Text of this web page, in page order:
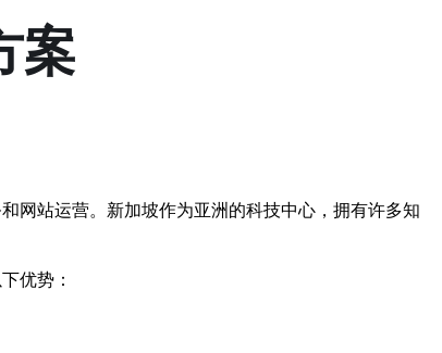
案
网站运营。新加坡作为亚洲的科技中心，拥有许多知
优势：